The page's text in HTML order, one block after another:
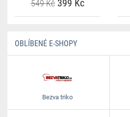
549 Kč399 Kč
OBLÍBENÉ E-SHOPY
Bezva triko